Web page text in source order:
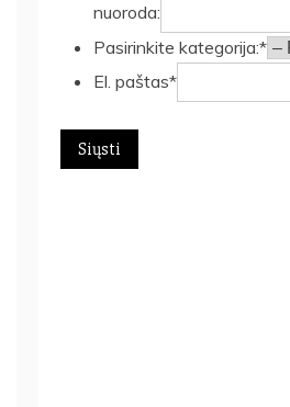
nuoroda:
Pasirinkite kategorija:*
El. paštas*